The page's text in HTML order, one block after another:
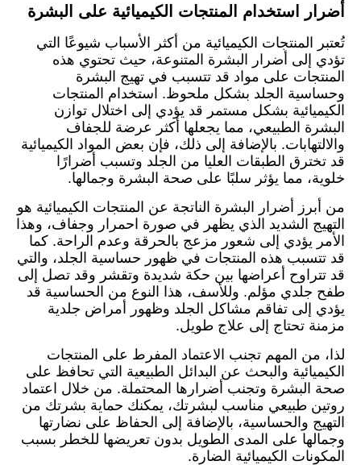
أضرار استخدام المنتجات الكيميائية على البشرة
تُعتبر المنتجات الكيميائية من أكثر الأسباب شيوعًا التي
تؤدي إلى أضرار البشرة المتنوعة، حيث تحتوي هذه
المنتجات على مواد قد تتسبب في تهيج البشرة
وحساسية الجلد بشكل ملحوظ. استخدام المنتجات
الكيميائية بشكل مستمر قد يؤدي إلى اختلال توازن
البشرة الطبيعي، مما يجعلها أكثر عرضة للجفاف
والالتهابات. بالإضافة إلى ذلك، فإن بعض المواد الكيميائية
قد تخترق الطبقات العليا من الجلد وتسبب أضرارًا
خلوية، مما يؤثر سلبًا على صحة البشرة وجمالها.
من أبرز أضرار البشرة الناتجة عن المنتجات الكيميائية هو
التهيج الشديد الذي يظهر في صورة احمرار وجفاف، وهذا
الأمر يؤدي إلى شعور مزعج بالحرقة وعدم الراحة. كما
قد تتسبب هذه المنتجات في ظهور حساسية الجلد، والتي
قد تتراوح أعراضها بين حكة شديدة وتقشر وقد تصل إلى
طفح جلدي مؤلم. وللأسف، هذا النوع من الحساسية قد
يؤدي إلى تفاقم مشاكل الجلد وظهور أمراض جلدية
مزمنة تحتاج إلى علاج طويل.
لذا، من المهم تجنب الاعتماد المفرط على المنتجات
الكيميائية والبحث عن البدائل الطبيعية التي تحافظ على
صحة البشرة وتجنب أضرارها المحتملة. من خلال اعتماد
روتين طبيعي مناسب لبشرتك، يمكنك حماية بشرتك من
التهيج والحساسية، بالإضافة إلى الحفاظ على نضارتها
وجمالها على المدى الطويل بدون تعريضها للخطر بسبب
المكونات الكيميائية الضارة.